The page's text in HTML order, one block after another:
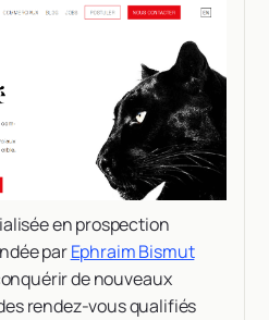
en prospection
parEphraim Bismut
de nouveaux
rendez-vous qualifiés